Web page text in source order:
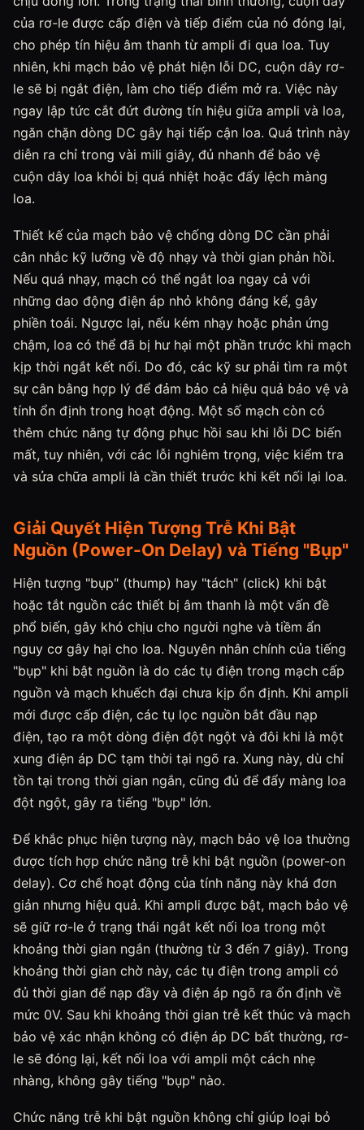
của rơ-le được cấp điện và tiếp điểm của nó đóng lại,
cho phép tín hiệu âm thanh từ ampli đi qua loa. Tuy
nhiên, khi mạch bảo vệ phát hiện lỗi DC, cuộn dây rơ-
le sẽ bị ngắt điện, làm cho tiếp điểm mở ra. Việc này
ngay lập tức cắt đứt đường tín hiệu giữa ampli và loa,
ngăn chặn dòng DC gây hại tiếp cận loa. Quá trình này
diễn ra chỉ trong vài mili giây, đủ nhanh để bảo vệ
cuộn dây loa khỏi bị quá nhiệt hoặc đẩy lệch màng
loa.
Thiết kế của mạch bảo vệ chống dòng DC cần phải
cân nhắc kỹ lưỡng về độ nhạy và thời gian phản hồi.
Nếu quá nhạy, mạch có thể ngắt loa ngay cả với
những dao động điện áp nhỏ không đáng kể, gây
phiền toái. Ngược lại, nếu kém nhạy hoặc phản ứng
chậm, loa có thể đã bị hư hại một phần trước khi mạch
kịp thời ngắt kết nối. Do đó, các kỹ sư phải tìm ra một
sự cân bằng hợp lý để đảm bảo cả hiệu quả bảo vệ và
tính ổn định trong hoạt động. Một số mạch còn có
thêm chức năng tự động phục hồi sau khi lỗi DC biến
mất, tuy nhiên, với các lỗi nghiêm trọng, việc kiểm tra
và sửa chữa ampli là cần thiết trước khi kết nối lại loa.
Giải Quyết Hiện Tượng Trễ Khi Bật
Nguồn (Power-On Delay) và Tiếng "Bụp"
Hiện tượng "bụp" (thump) hay "tách" (click) khi bật
hoặc tắt nguồn các thiết bị âm thanh là một vấn đề
phổ biến, gây khó chịu cho người nghe và tiềm ẩn
nguy cơ gây hại cho loa. Nguyên nhân chính của tiếng
"bụp" khi bật nguồn là do các tụ điện trong mạch cấp
nguồn và mạch khuếch đại chưa kịp ổn định. Khi ampli
mới được cấp điện, các tụ lọc nguồn bắt đầu nạp
điện, tạo ra một dòng điện đột ngột và đôi khi là một
xung điện áp DC tạm thời tại ngõ ra. Xung này, dù chỉ
tồn tại trong thời gian ngắn, cũng đủ để đẩy màng loa
đột ngột, gây ra tiếng "bụp" lớn.
Để khắc phục hiện tượng này, mạch bảo vệ loa thường
được tích hợp chức năng trễ khi bật nguồn (power-on
delay). Cơ chế hoạt động của tính năng này khá đơn
giản nhưng hiệu quả. Khi ampli được bật, mạch bảo vệ
sẽ giữ rơ-le ở trạng thái ngắt kết nối loa trong một
khoảng thời gian ngắn (thường từ 3 đến 7 giây). Trong
khoảng thời gian chờ này, các tụ điện trong ampli có
đủ thời gian để nạp đầy và điện áp ngõ ra ổn định về
mức 0V. Sau khi khoảng thời gian trễ kết thúc và mạch
bảo vệ xác nhận không có điện áp DC bất thường, rơ-
le sẽ đóng lại, kết nối loa với ampli một cách nhẹ
nhàng, không gây tiếng "bụp" nào.
Chức năng trễ khi bật nguồn không chỉ giúp loại bỏ